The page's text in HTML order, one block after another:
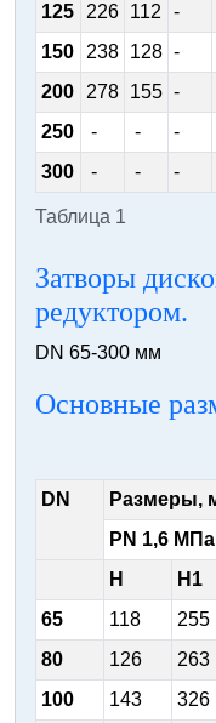
Таблица 1
125
226 112 -
150
238 128 -
200
278 155 -
250
- - -
300
- - -
Затворы
редуктором.
DN 65-300 мм
Основные
DN
Размеры,
PN 1,6 МПа
H
H1
65
118 255
80
126 263
100
143 326